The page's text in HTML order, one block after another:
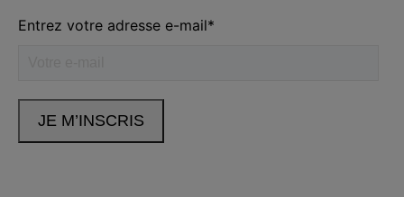
Neem contact met ons op